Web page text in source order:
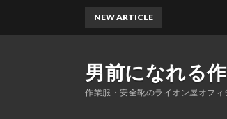
男前になれる
作業服・安全靴のライオン屋オフィ
NEW ARTICLE